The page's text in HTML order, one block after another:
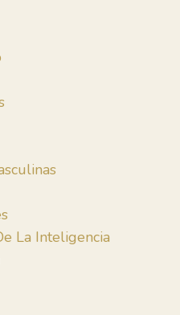
La Inteligencia